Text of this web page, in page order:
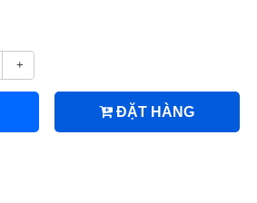
+
ĐẶT HÀNG